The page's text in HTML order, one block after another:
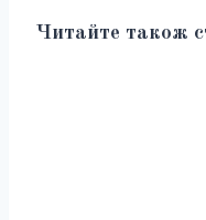
Читайте також